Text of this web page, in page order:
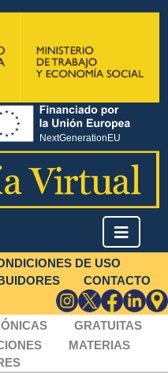
DE USO
CONTACTO
GRATUITAS
MATERIAS